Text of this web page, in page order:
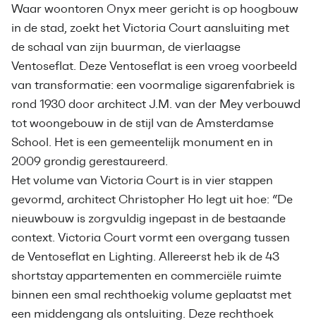
Waar woontoren Onyx meer gericht is op hoogbouw
in de stad, zoekt het Victoria Court aansluiting met
de schaal van zijn buurman, de vierlaagse
Ventoseflat. Deze Ventoseflat is een vroeg voorbeeld
van transformatie: een voormalige sigarenfabriek is
rond 1930 door architect J.M. van der Mey verbouwd
tot woongebouw in de stijl van de Amsterdamse
School. Het is een gemeentelijk monument en in
2009 grondig gerestaureerd.
Het volume van Victoria Court is in vier stappen
gevormd, architect Christopher Ho legt uit hoe: “De
nieuwbouw is zorgvuldig ingepast in de bestaande
context. Victoria Court vormt een overgang tussen
de Ventoseflat en Lighting. Allereerst heb ik de 43
shortstay appartementen en commerciële ruimte
binnen een smal rechthoekig volume geplaatst met
een middengang als ontsluiting. Deze rechthoek